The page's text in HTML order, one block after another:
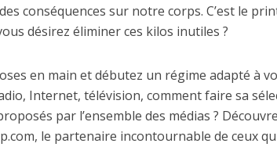
conséquences sur notre corps. C’est le
désirez éliminer ces kilos inutiles ?
en main et débutez un régime adapté à
Internet, télévision, comment faire sa
par l’ensemble des médias ?
le partenaire incontournable de ceux